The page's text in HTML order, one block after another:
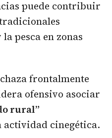
puede contribuir
pesca en zonas
frontalmente
ofensivo asociar
rural”
actividad cinegética.